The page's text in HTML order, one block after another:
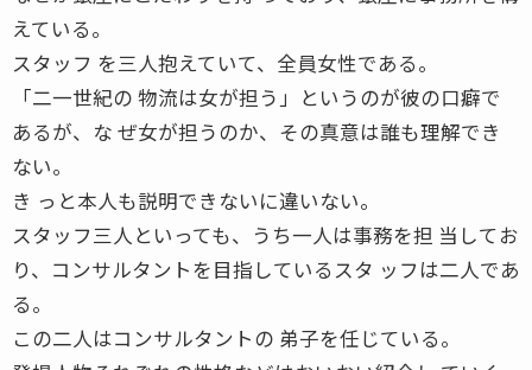
えている。
スタッフ を三人抱えていて、全員女性である。
「二一世紀の 物流は女が担う」というのが彼の口癖で
あるが、な ぜ女が担うのか、その真意は誰も理解でき
ない。
き っと本人も説明できないに違いない。
スタッフ三人といっても、うち一人は事務を担 当してお
り、コンサルタントを目指しているスタ ッフは二人であ
る。
この二人はコンサルタントの 弟子を任じている。